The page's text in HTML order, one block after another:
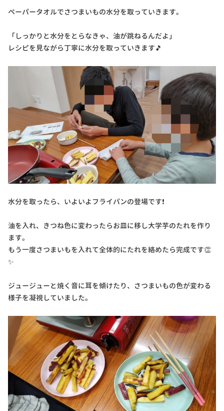
ペーパータオルでさつまいもの水分を取っていきます。
「しっかりと水分をとらなきゃ、油が跳ねるんだよ」
レシピを見ながら丁寧に水分を取っていきます🎵
水分を取ったら、いよいよフライパンの登場です❗
油を入れ、きつね色に変わったらお皿に移し大学芋のたれを作り
ます。
もう一度さつまいもを入れて全体的にたれを絡めたら完成です👏
✨
ジュージューと焼く音に耳を傾けたり、さつまいもの色が変わる
様子を凝視していました。